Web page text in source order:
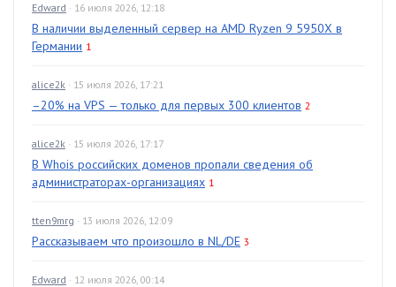
Edward · 16 июля 2026, 12:18
В наличии выделенный сервер на AMD Ryzen 9 5950X в
Германии 1
alice2k · 15 июля 2026, 17:21
–20% на VPS — только для первых 300 клиентов 2
alice2k · 15 июля 2026, 17:17
В Whois российских доменов пропали сведения об
администраторах-организациях 1
tten9mrg · 13 июля 2026, 12:09
Рассказываем что произошло в NL/DE 3
Edward · 12 июля 2026, 00:14